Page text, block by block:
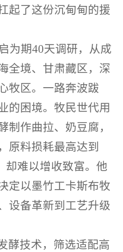
起了这份沉甸甸的援
为期40天调研，从成
全境、甘肃藏区，深
牧区。一路奔波跋
的困境。牧民世代用
制作曲拉、奶豆腐，
原料损耗最高达到
却难以增收致富。他
定以墨竹工卡斯布牧
设备革新到工艺升级
酵技术，筛选适配高